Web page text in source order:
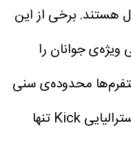
هستند. برخی از این
جوانان را
محدوده‌ی سنی
پلتفرم استرالیایی Kick تنها